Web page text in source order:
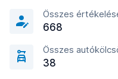
Összes
668
Összes
38